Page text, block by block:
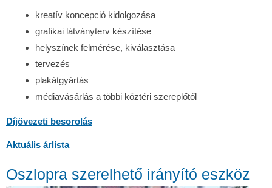
kreatív koncepció kidolgozása
grafikai látványterv készítése
helyszínek felmérése, kiválasztása
tervezés
plakátgyártás
médiavásárlás a többi köztéri szereplőtől
Díjövezeti besorolás
Aktuális árlista
Oszlopra szerelhető irányító eszköz